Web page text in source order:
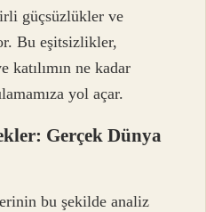
güçsüzlükler ve
Bu eşitsizlikler,
katılımın ne kadar
yol açar.
Gerçek Dünya
bu şekilde analiz